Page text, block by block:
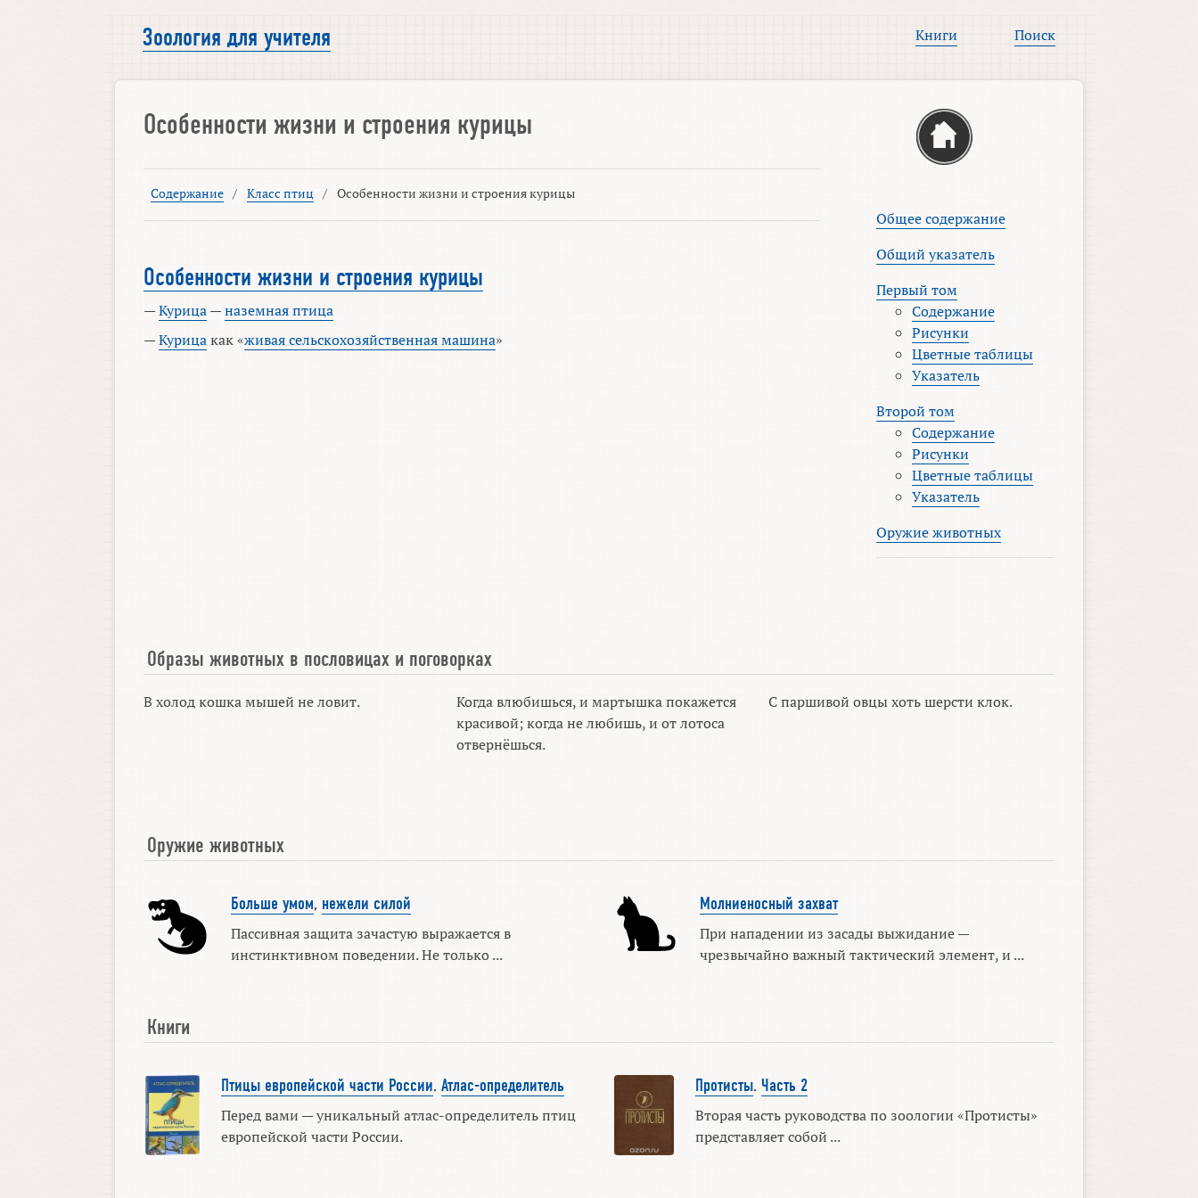
Зоология для учителя Книги Поиск
Особенности жизни и строения курицы
Содержание / Класс птиц / Особенности жизни и строения курицы
Особенности жизни и строения курицы
—Курица—наземная птица
—Курицакак «живая сельскохозяйственная машина»
Общее содержание
Общий указатель
Первый том
Содержание
Рисунки
Цветные таблицы
Указатель
Второй том
Содержание
Рисунки
Цветные таблицы
Указатель
Оружие животных
Образы животных в пословицах и поговорках
В холод кошка мышей не ловит.
Когда влюбишься, и мартышка покажется
красивой; когда не любишь, и от лотоса
отвернёшься.
С паршивой овцы хоть шерсти клок.
Оружие животных
Больше умом, нежели силой
Пассивная защита зачастую выражается в
инстинктивном поведении. Не только ...
Молниеносный захват
При нападении из засады выжидание —
чрезвычайно важный тактический элемент, и ...
Книги
Птицы европейской части России. Атлас-определитель
Перед вами — уникальный атлас-определитель птиц
европейской части России.
Протисты. Часть 2
Вторая часть руководства по зоологии «Протисты»
представляет собой ...